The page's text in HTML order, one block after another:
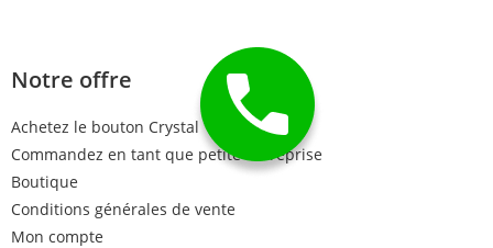
Notre offre
Achetez le bouton Crystal
Commandez en tant que petite entreprise
Boutique
Conditions générales de vente
Mon compte